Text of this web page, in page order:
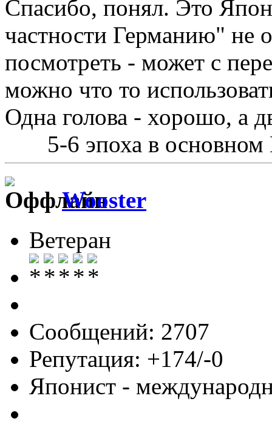
Спасибо, понял. Это
частности Германию" не
посмотреть - может с
можно что то
Одна голова - хорошо, а
5-6 эпоха в основном
Wooster
Ветеран
Сообщений: 2707
Репутация: +174/-0
Японист -